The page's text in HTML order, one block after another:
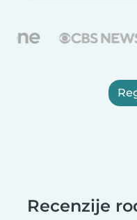
Recenzije